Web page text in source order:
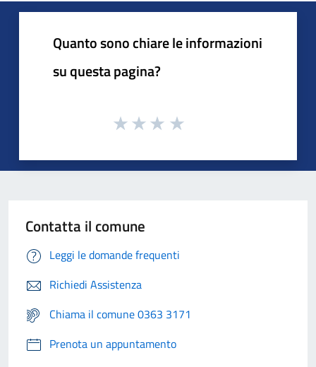
Quanto sono chiare le informazioni
su questa pagina?
Contatta il comune
Leggi le domande frequenti
Richiedi Assistenza
Chiama il comune 0363 3171
Prenota un appuntamento